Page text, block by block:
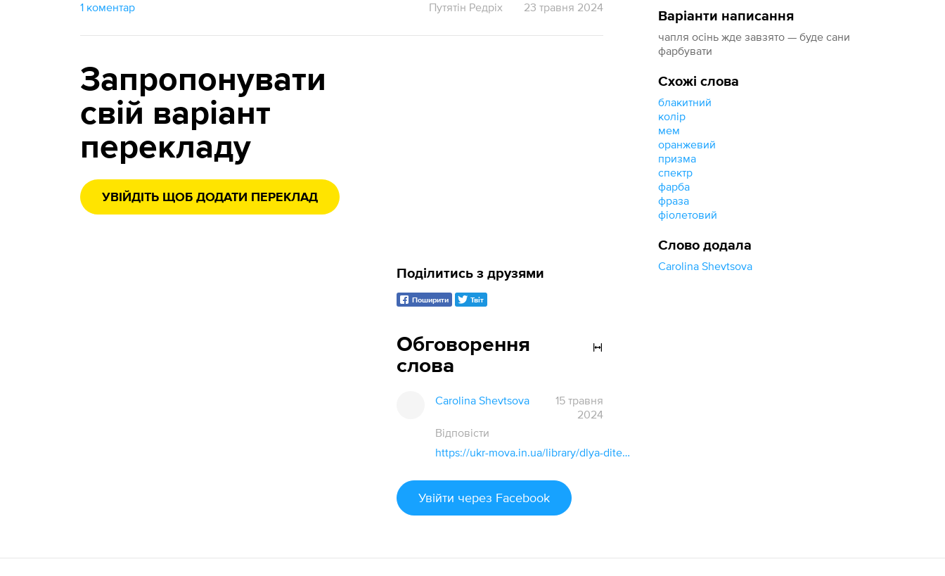
Варіанти написання
чапля осінь жде завзято — буде сани
фарбувати
Схожі слова
блакитний
колір
мем
оранжевий
призма
спектр
фарба
фраза
фіолетовий
Слово додала
Carolina Shevtsova
1 коментар
Путятін Редріх 23 травня 2024
Запропонувати
свій варіант
перекладу
УВІЙДІТЬ ЩОБ ДОДАТИ ПЕРЕКЛАД
Обговорення
слова
Carolina Shevtsova
15 травня
2024
Відповісти
https://ukr-mova.in.ua/library/dlya-ditej/kolori-veselki
Увійти через Facebook
Поділитись з друзями
Поширити Твіт